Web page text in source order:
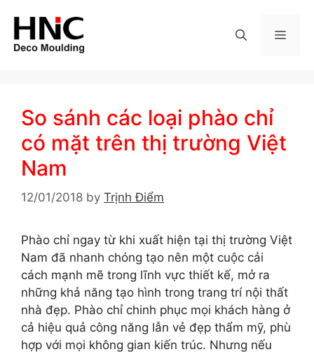
content
So sánh các loại phào chỉ
có mặt trên thị trường Việt
Nam
12/01/2018 by Trịnh Điểm
Phào chỉ ngay từ khi xuất hiện tại thị trường Việt
Nam đã nhanh chóng tạo nên một cuộc cải
cách mạnh mẽ trong lĩnh vực thiết kế, mở ra
những khả năng tạo hình trong trang trí nội thất
nhà đẹp. Phào chỉ chinh phục mọi khách hàng ở
cả hiệu quả công năng lẫn vẻ đẹp thẩm mỹ, phù
hợp với mọi không gian kiến trúc. Nhưng nếu